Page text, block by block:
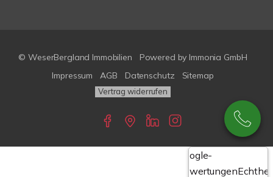
© WeserBergland Immobilien Powered by Immonia GmbH
Impressum
AGB Datenschutz Sitemap
Vertrag widerrufen
Google-
Bewertungen